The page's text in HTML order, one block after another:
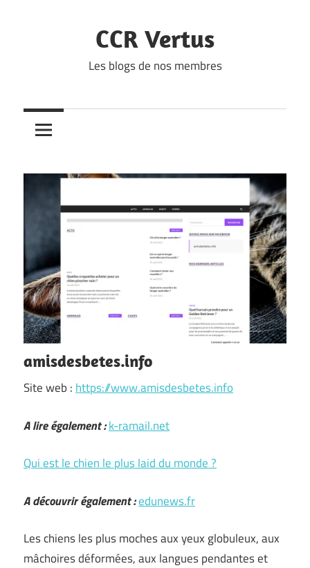
CCR Vertus
Les blogs de nos membres
amisdesbetes.info
Site web : https://www.amisdesbetes.info
A lire également :k-ramail.net
Qui est le chien le plus laid du monde ?
A découvrir également :edunews.fr
Les chiens les plus moches aux yeux globuleux, aux
mâchoires déformées, aux langues pendantes et